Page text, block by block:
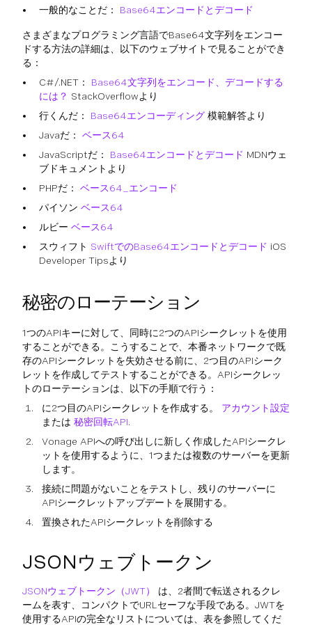
一般的なことだ： Base64エンコードとデコード
さまざまなプログラミング言語でBase64文字列をエンコー
ドする方法の詳細は、以下のウェブサイトで見ることができ
る：
C#/.NET： Base64文字列をエンコード、デコードする
には？ StackOverflowより
行くんだ： Base64エンコーディング 模範解答より
Javaだ： ベース64
JavaScriptだ： Base64エンコードとデコード MDNウェ
ブドキュメントより
PHPだ： ベース64_エンコード
パイソン ベース64
ルビー ベース64
スウィフト SwiftでのBase64エンコードとデコード iOS
Developer Tipsより
秘密のローテーション
1つのAPIキーに対して、同時に2つのAPIシークレットを使用
することができる。こうすることで、本番ネットワークで既
存のAPIシークレットを失効させる前に、2つ目のAPIシーク
レットを作成してテストすることができる。APIシークレッ
トのローテーションは、以下の手順で行う：
に2つ目のAPIシークレットを作成する。 アカウント設定
または 秘密回転API.
Vonage APIへの呼び出しに新しく作成したAPIシークレ
ットを使用するように、1つまたは複数のサーバーを更新
します。
接続に問題がないことをテストし、残りのサーバーに
APIシークレットアップデートを展開する。
置換されたAPIシークレットを削除する
JSONウェブトークン
JSONウェブトークン（JWT）
は、2者間で転送されるクレ
ームを表す、コンパクトでURLセーフな手段である。JWTを
使用するAPIの完全なリストについては、表を参照してくだ